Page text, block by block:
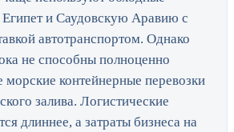
и Саудовскую Аравию с
автотранспортом. Однако
не способны полноценно
морские контейнерные перевозки
залива. Логистические
длиннее, а затраты бизнеса на